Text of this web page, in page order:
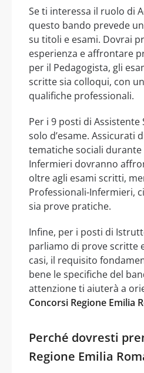
Se ti interessa il ruolo di
questo bando prevede
su titoli e esami. Dovrai
esperienza e affrontare
per il Pedagogista, gli
scritte sia colloqui, con
qualifiche professionali.
Per i 9 posti di
solo d’esame. Assicurati
tematiche sociali
Infermieri dovranno
oltre agli esami scritti,
Professionali-Infermieri,
sia prove pratiche.
Infine, per i posti di
parliamo di prove scritte
casi, il requisito
bene le specifiche del
attenzione ti aiuterà a
Concorsi Regione Emilia
Perché dovresti
Regione Emilia